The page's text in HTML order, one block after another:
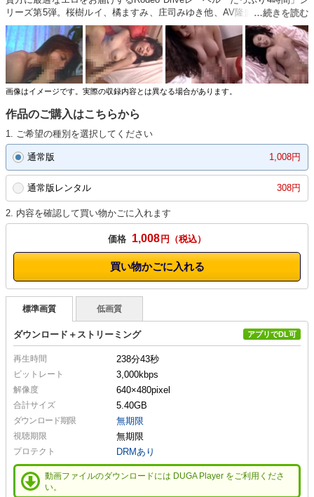
リーズ第5弾。桜樹ルイ、橘ますみ、庄司みゆき他、AV隆盛期を彩ったア
イドルたちを、凝縮！伝説のFUCKが今甦る。
画像はイメージです。実際の収録内容とは異なる場合があります。
作品のご購入はこちらから
1. ご希望の種別を選択してください
通常版 1,008円
通常版レンタル 308円
2. 内容を確認して買い物かごに入れます
価格 1,008円
買い物かごに入れる
標準画質 低画質
ダウンロード＋ストリーミング アプリでDL可
再生時間 238分43秒
ビットレート 3,000kbps
解像度 640×480pixel
合計サイズ 5.40GB
ダウンロード期限 無期限
視聴期限 無期限
プロテクト DRMあり
動画ファイルのダウンロードには DUGA Player をご利用くださ
い。